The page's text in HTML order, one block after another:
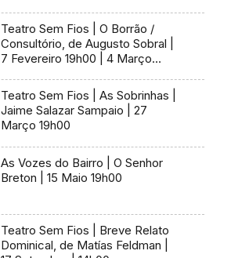
05h00
Teatro Sem Fios | O Borrão /
Consultório, de Augusto Sobral |
7 Fevereiro 19h00 | 4 Março
Teatro Sem Fios | As Sobrinhas |
Jaime Salazar Sampaio | 27
Março 19h00
As Vozes do Bairro | O Senhor
Breton | 15 Maio 19h00
Teatro Sem Fios | Breve Relato
Dominical, de Matías Feldman |